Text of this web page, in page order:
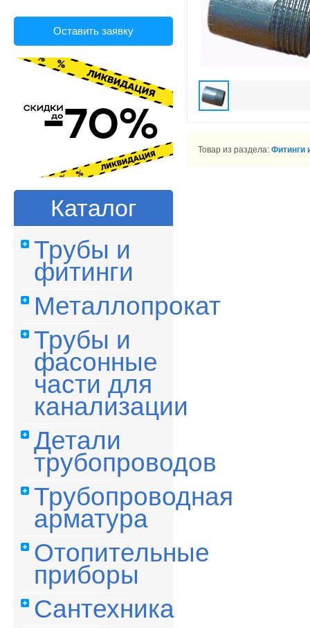
Оставить заявку
Каталог
Трубы и
фитинги
Металлопрокат
Трубы и
фасонные
части для
канализации
Детали
трубопроводов
Трубопроводная
арматура
Отопительные
приборы
Сантехника
Товар из раздела: Фитинги